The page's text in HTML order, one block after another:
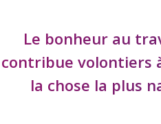
Le bonheur au
contribue volontiers
la chose la plus